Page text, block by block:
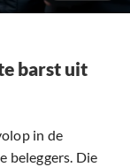
barst uit
in de
beleggers. Die